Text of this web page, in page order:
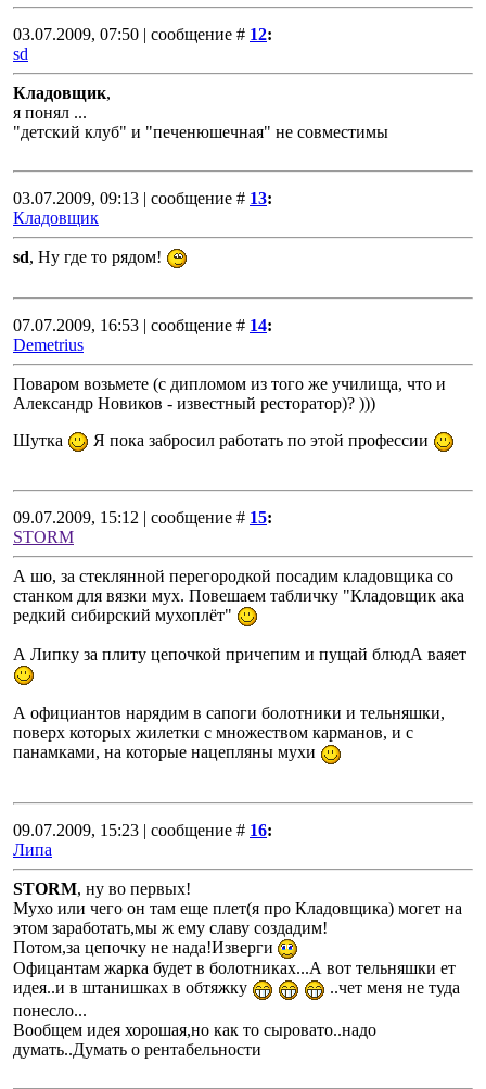
03.07.2009, 07:50 | сообщение # 12:
sd
Кладовщик,
я понял ...
"детский клуб" и "печенюшечная" не совместимы
03.07.2009, 09:13 | сообщение # 13:
Кладовщик
sd, Ну где то рядом!
07.07.2009, 16:53 | сообщение # 14:
Demetrius
Поваром возьмете (с дипломом из того же училища, что и
Александр Новиков - известный ресторатор)? )))
Шутка
Я пока забросил работать по этой профессии
09.07.2009, 15:12 | сообщение # 15:
STORM
А шо, за стеклянной перегородкой посадим кладовщика со
станком для вязки мух. Повешаем табличку "Кладовщик ака
редкий сибирский мухоплёт"
А Липку за плиту цепочкой причепим и пущай блюдА ваяет
А официантов нарядим в сапоги болотники и тельняшки,
поверх которых жилетки с множеством карманов, и с
панамками, на которые нацепляны мухи
09.07.2009, 15:23 | сообщение # 16:
Липа
STORM, ну во первых!
Мухо или чего он там еще плет(я про Кладовщика) могет на
этом заработать,мы ж ему славу создадим!
Потом,за цепочку не нада!Изверги
Офицантам жарка будет в болотниках...А вот тельняшки ет
идея..и в штанишках в обтяжку
..чет меня не туда
понесло...
Вообщем идея хорошая,но как то сыровато..надо
думать..Думать о рентабельности